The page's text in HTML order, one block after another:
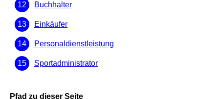
Buchhalter
Einkäufer
Personaldienstleistung
Sportadministrator
Pfad zu dieser Seite